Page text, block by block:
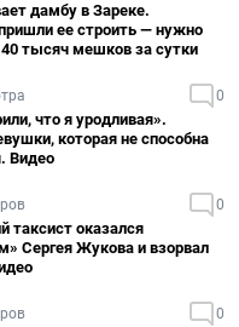
дамбу в Зареке.
ее строить — нужно
тысяч мешков за сутки
0
что я уродливая».
которая не способна
Видео
0
таксист оказался
Сергея Жукова и взорвал
0